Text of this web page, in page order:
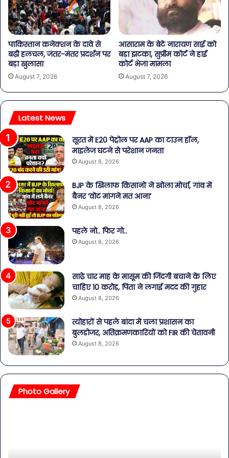
पाकिस्तान कनेक्शन के दावे से
बढ़ी हलचल, जंतर-मंतर प्रदर्शन पर
बड़ा खुलासा
August 7, 2026
आसाराम के बेटे नारायण साई को
बड़ा झटका, सुप्रीम कोर्ट ने हाई
कोर्ट भेजा मामला
August 7, 2026
Latest News
सूरत में E20 पेट्रोल पर AAP का टाउन हॉल,
माइलेज घटने से परेशान जनता
August 8, 2026
BJP के खिलाफ किसानों ने खोला मोर्चा, गांव में
बैनर ‘वोट मांगने मत आना’
August 8, 2026
पहले नो.. फिर गो..
August 8, 2026
साढ़े चार माह के मासूम की जिंदगी बचाने के लिए
चाहिए 10 करोड़, पिता ने लगाई मदद की गुहार
August 8, 2026
त्योहारों से पहले बांदा में चला प्रशासन का
बुलडोजर, अतिक्रमणकारियों को FIR की चेतावनी
August 8, 2026
Photo Gallery